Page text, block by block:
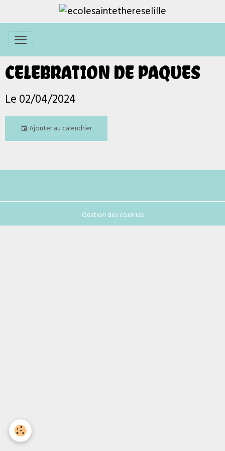
CELEBRATION DE PAQUES
Le 02/04/2024
Ajouter au calendrier
Gestion des cookies